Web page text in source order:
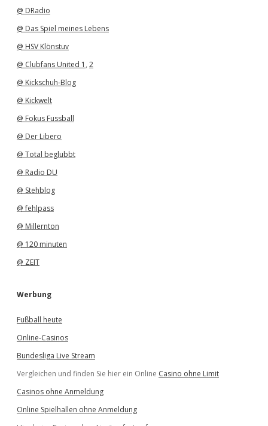
@ DRadio
@ Das Spiel meines Lebens
@ HSV Klönstuv
@ Clubfans United 1 , 2
@ Kickschuh-Blog
@ Kickwelt
@ Fokus Fussball
@ Der Libero
@ Total beglubbt
@ Radio DU
@ Stehblog
@ fehlpass
@ Millernton
@ 120 minuten
@ ZEIT
Werbung
Fußball heute
Online-Casinos
Bundesliga Live Stream
Vergleichen und finden Sie hier ein Online Casino ohne Limit
Casinos ohne Anmeldung
Online Spielhallen ohne Anmeldung